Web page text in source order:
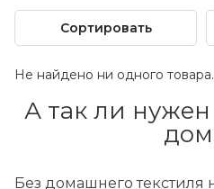
Сортировать
Не найдено ни одного товара.
А так ли нужен
Без домашнего текстиля